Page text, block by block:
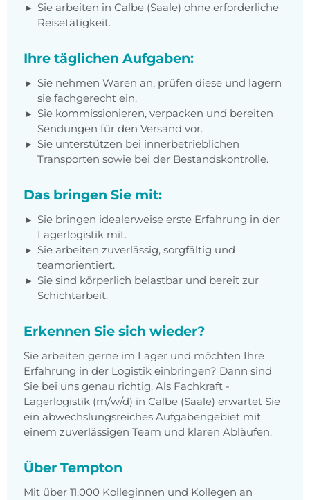
Sie arbeiten in Calbe (Saale) ohne erforderliche
Reisetätigkeit.
Ihre täglichen Aufgaben:
Sie nehmen Waren an, prüfen diese und lagern
sie fachgerecht ein.
Sie kommissionieren, verpacken und bereiten
Sendungen für den Versand vor.
Sie unterstützen bei innerbetrieblichen
Transporten sowie bei der Bestandskontrolle.
Das bringen Sie mit:
Sie bringen idealerweise erste Erfahrung in der
Lagerlogistik mit.
Sie arbeiten zuverlässig, sorgfältig und
teamorientiert.
Sie sind körperlich belastbar und bereit zur
Schichtarbeit.
Erkennen Sie sich wieder?
Sie arbeiten gerne im Lager und möchten Ihre
Erfahrung in der Logistik einbringen? Dann sind
Sie bei uns genau richtig. Als Fachkraft -
Lagerlogistik (m/w/d) in Calbe (Saale) erwartet Sie
ein abwechslungsreiches Aufgabengebiet mit
einem zuverlässigen Team und klaren Abläufen.
Über Tempton
Mit über 11.000 Kolleginnen und Kollegen an